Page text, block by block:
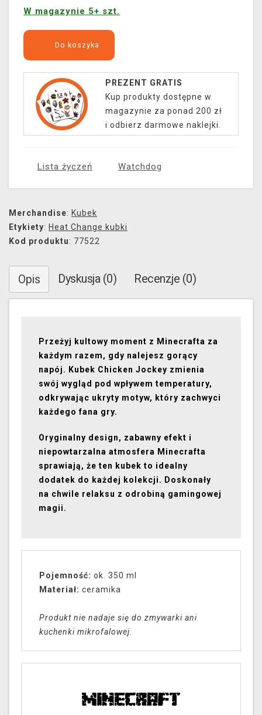
W magazynie 5+ szt.
Do koszyka
PREZENT GRATIS
Kup produkty dostępne w
magazynie za ponad 200 zł
i odbierz darmowe naklejki.
Lista życzeń Watchdog
Merchandise: Kubek
Etykiety: Heat Change kubki
Kod produktu: 77522
Opis Dyskusja (0) Recenzje (0)
Przeżyj kultowy moment z Minecrafta za
każdym razem, gdy nalejesz gorący
napój. Kubek Chicken Jockey zmienia
swój wygląd pod wpływem temperatury,
odkrywając ukryty motyw, który zachwyci
każdego fana gry.
Oryginalny design, zabawny efekt i
niepowtarzalna atmosfera Minecrafta
sprawiają, że ten kubek to idealny
dodatek do każdej kolekcji. Doskonały
na chwile relaksu z odrobiną gamingowej
magii.
Pojemność: ok. 350 ml
Materiał: ceramika
Produkt nie nadaje się do zmywarki ani
kuchenki mikrofalowej.